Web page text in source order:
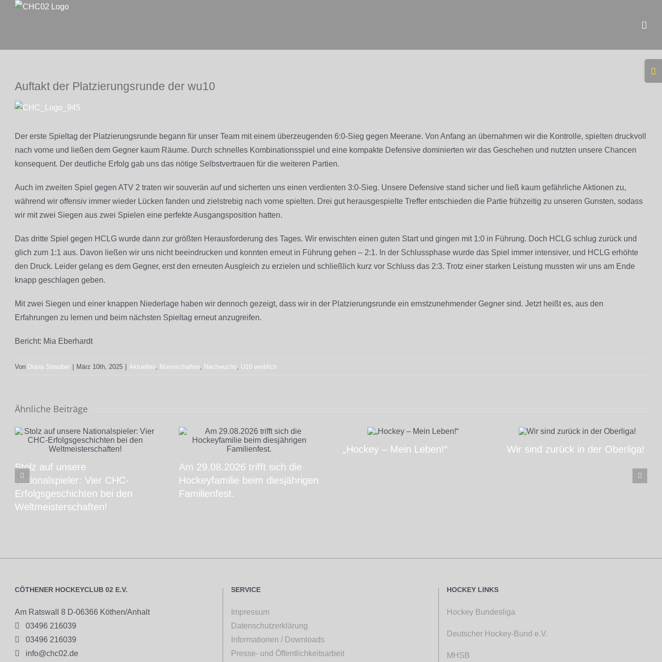
Auftakt der Platzierungsrunde der wu10
Zeige
Bild
Der erste Spieltag der Platzierungsrunde begann für unser Team mit einem überzeugenden 6:0-Sieg gegen Meerane. Von Anfang an übernahmen wir die Kontrolle, spielten druckvoll
nach vorne und ließen dem Gegner kaum Räume. Durch schnelles Kombinationsspiel und eine kompakte Defensive dominierten wir das Geschehen und nutzten unsere Chancen
konsequent. Der deutliche Erfolg gab uns das nötige Selbstvertrauen für die weiteren Partien.
Auch im zweiten Spiel gegen ATV 2 traten wir souverän auf und sicherten uns einen verdienten 3:0-Sieg. Unsere Defensive stand sicher und ließ kaum gefährliche Aktionen zu,
während wir offensiv immer wieder Lücken fanden und zielstrebig nach vorne spielten. Drei gut herausgespielte Treffer entschieden die Partie frühzeitig zu unseren Gunsten, sodass
wir mit zwei Siegen aus zwei Spielen eine perfekte Ausgangsposition hatten.
Das dritte Spiel gegen HCLG wurde dann zur größten Herausforderung des Tages. Wir erwischten einen guten Start und gingen mit 1:0 in Führung. Doch HCLG schlug zurück und
glich zum 1:1 aus. Davon ließen wir uns nicht beeindrucken und konnten erneut in Führung gehen – 2:1. In der Schlussphase wurde das Spiel immer intensiver, und HCLG erhöhte
den Druck. Leider gelang es dem Gegner, erst den erneuten Ausgleich zu erzielen und schließlich kurz vor Schluss das 2:3. Trotz einer starken Leistung mussten wir uns am Ende
knapp geschlagen geben.
Mit zwei Siegen und einer knappen Niederlage haben wir dennoch gezeigt, dass wir in der Platzierungsrunde ein ernstzunehmender Gegner sind. Jetzt heißt es, aus den
Erfahrungen zu lernen und beim nächsten Spieltag erneut anzugreifen.
Bericht: Mia Eberhardt
Von Diana Streuber März 10th, 2025 Aktuelles, Mannschaften, Nachwuchs, U10 weiblich
Ähnliche Beiträge
Stolz auf unsere
Nationalspieler: Vier CHC-
Erfolgsgeschichten bei den
Weltmeisterschaften!
Am 29.08.2026 trifft sich die
Hockeyfamilie beim diesjährigen
Familienfest.
„Hockey – Mein Leben!“ Wir sind zurück in der Oberliga!
CÖTHENER HOCKEYCLUB 02 E.V.
Am Ratswall 8 D-06366 Köthen/Anhalt

03496 216039

03496 216039

info@chc02.de
SERVICE
Impressum
Datenschutzerklärung
Informationen / Downloads
Presse- und Öffentlichkeitsarbeit
HOCKEY LINKS
Hockey Bundesliga
Deutscher Hockey-Bund e.V.
MHSB